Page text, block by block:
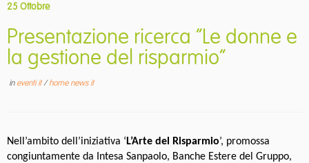
contenuto
25 Ottobre
Presentazione ricerca “Le donne e
la gestione del risparmio”
in eventi it/home news it
Nell’ambito dell’iniziativa ‘ L’Arte del Risparmio’, promossa
congiuntamente da Intesa Sanpaolo, Banche Estere del Gruppo,